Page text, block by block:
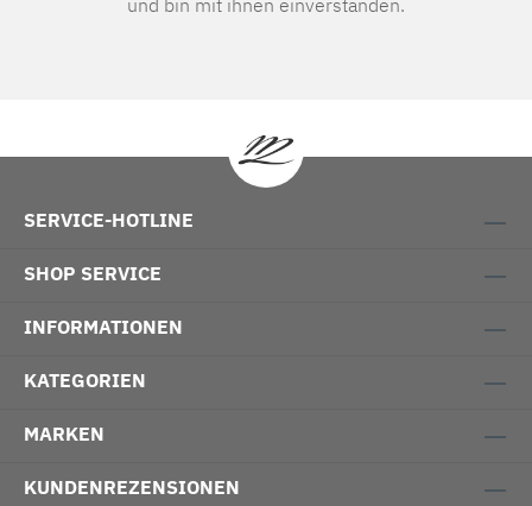
und bin mit ihnen einverstanden.
SERVICE-HOTLINE
SHOP SERVICE
INFORMATIONEN
KATEGORIEN
MARKEN
KUNDENREZENSIONEN